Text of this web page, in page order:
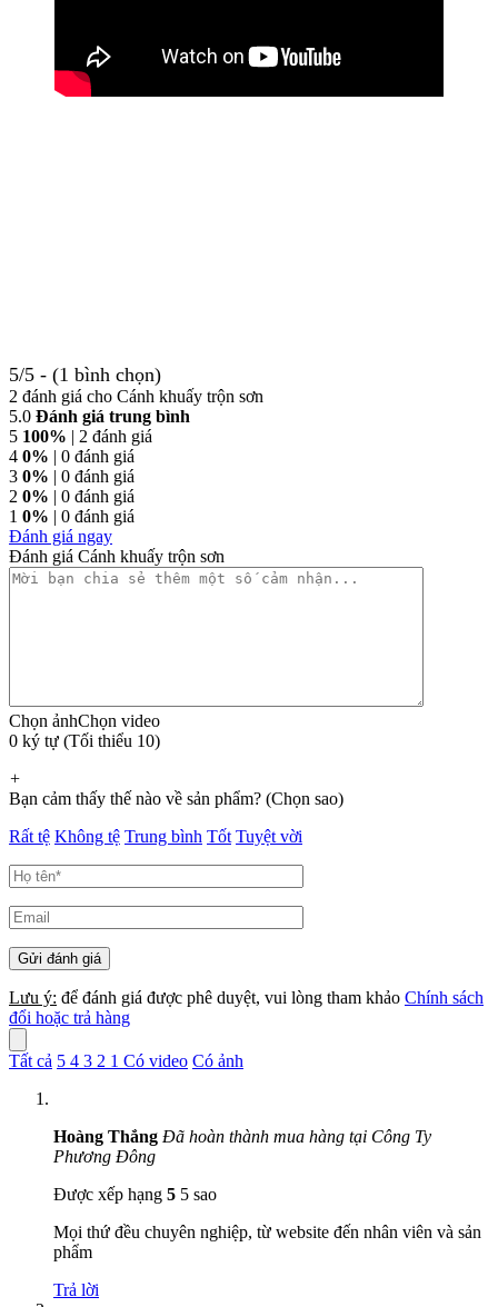
5/5 - (1 bình chọn)
2 đánh giá cho Cánh khuấy trộn sơn
5.0 Đánh giá trung bình
5 100% | 2 đánh giá
4 0% | 0 đánh giá
3 0% | 0 đánh giá
2 0% | 0 đánh giá
1 0% | 0 đánh giá
Đánh giá ngay
Đánh giá Cánh khuấy trộn sơn
Chọn ảnhChọn video
0 ký tự (Tối thiểu 10)
+
Bạn cảm thấy thế nào về sản phẩm? (Chọn sao)
Rất tệ Không tệ Trung bình Tốt Tuyệt vời
Lưu ý: để đánh giá được phê duyệt, vui lòng tham khảo Chính sách
đổi hoặc trả hàng
Tất cả 5 4 3 2 1 Có video Có ảnh
Hoàng Thắng Đã hoàn thành mua hàng tại Công Ty
Phương Đông
Được xếp hạng 5 5 sao
Mọi thứ đều chuyên nghiệp, từ website đến nhân viên và sản
phẩm
Trả lời